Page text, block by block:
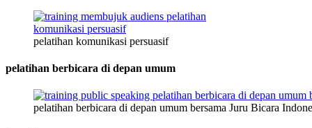
pelatihan komunikasi persuasif
pelatihan berbicara di depan umum
pelatihan berbicara di depan umum bersama Juru Bicara